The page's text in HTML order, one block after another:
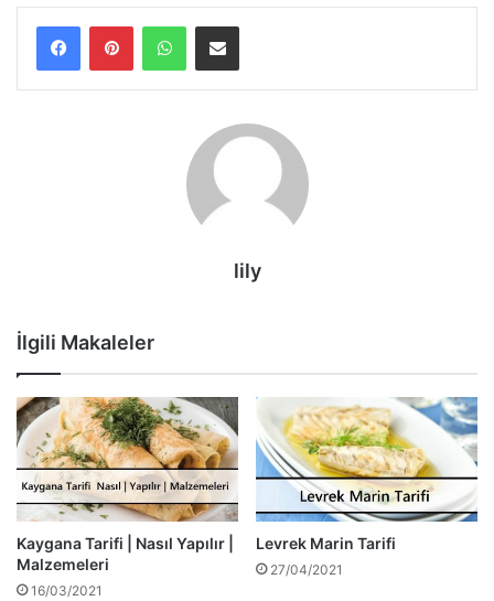
WhatsAppE-Posta ile paylaş
lily
İlgili Makaleler
Kaygana Tarifi | Nasıl Yapılır |
Malzemeleri
16/03/2021
Levrek Marin Tarifi
27/04/2021